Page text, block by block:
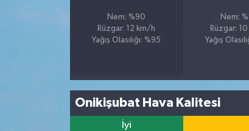
Nem: %90
Rüzgar: 12 km/h
Yağış Olasılığı: %95
Nem:
Rüzgar:
Yağış
Onikişubat Hava Kalitesi
İyi